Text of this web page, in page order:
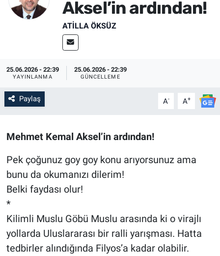
Aksel’in ardından!
ATILLA ÖKSÜZ
25.06.2026 - 22:39
YAYINLANMA
25.06.2026 - 22:39
GÜNCELLEME
Paylaş A- A+
Mehmet Kemal Aksel’in ardından!
Pek çoğunuz goy goy konu arıyorsunuz ama
bunu da okumanızı dilerim!
Belki faydası olur!
*
Kilimli Muslu Göbü Muslu arasında ki o virajlı
yollarda Uluslararası bir ralli yarışması. Hatta
tedbirler alındığında Filyos’a kadar olabilir.
SİYASET
SAĞLIK